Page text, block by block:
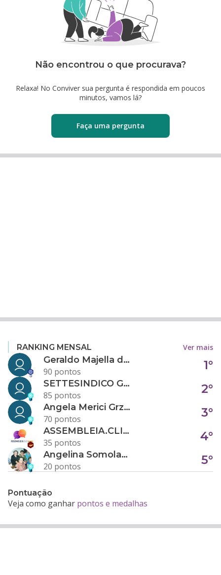
Não encontrou o que procurava?
Relaxa! No Conviver sua pergunta é respondida em poucos
minutos, vamos lá?
Faça uma pergunta
RANKING MENSAL Ver mais
Geraldo Majella da Silva
90 pontos
1°
SETTESINDICO GOVERNANÇA CONDOMINIAL
85 pontos
2°
Angela Merici Grzybowski
70 pontos
3°
ASSEMBLEIA.CLICK
35 pontos
4°
Angelina Somolanji R. Oliveira
20 pontos
5°
Pontuação
Veja como ganhar pontos e medalhas